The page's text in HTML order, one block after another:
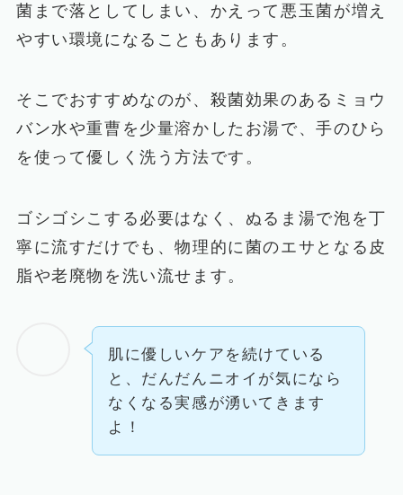
菌まで落としてしまい、かえって悪玉菌が増え
やすい環境になることもあります。
そこでおすすめなのが、殺菌効果のあるミョウ
バン水や重曹を少量溶かしたお湯で、手のひら
を使って優しく洗う方法です。
ゴシゴシこする必要はなく、ぬるま湯で泡を丁
寧に流すだけでも、物理的に菌のエサとなる皮
脂や老廃物を洗い流せます。
肌に優しいケアを続けている
と、だんだんニオイが気になら
なくなる実感が湧いてきます
よ！